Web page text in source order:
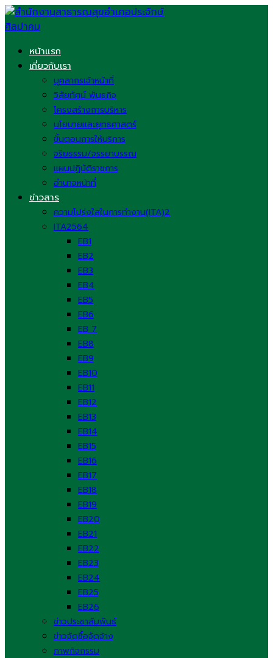
Skip
to
หน้าแรก
เกี่ยวกับเรา
บุคลากรเจ้าหน้าที่
วิสัยทัศน์ พันธกิจ
โครงสร้างการบริหาร
นโยบายและยุทธศาสตร์
ขั้นตอนการให้บริการ
จริยธรรม/จรรยาบรรณ
แผนปฏิบัติราชการ
อำนาจหน้าที่
ข่าวสาร
ความโปร่งใสในการทำงาน(ITA)2
ITA2564
EB1
EB2
EB3
EB4
EB5
EB6
EB 7
EB8
EB9
EB10
EB11
EB12
EB13
EB14
EB15
EB16
EB17
EB18
EB19
EB20
EB21
EB22
EB23
EB24
EB25
EB26
ข่าวประชาสัมพันธ์
ข่าวจัดซื้อจัดจ้าง
ภาพกิจกรรม